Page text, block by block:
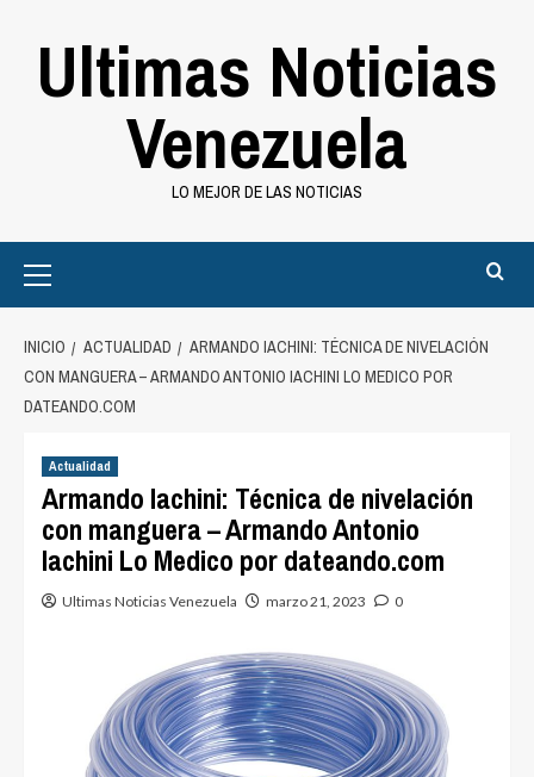
Ultimas Noticias
Venezuela
LO MEJOR DE LAS NOTICIAS
Menu
INICIO ACTUALIDAD
ARMANDO IACHINI: TÉCNICA DE NIVELACIÓN
CON MANGUERA – ARMANDO ANTONIO IACHINI LO MEDICO POR
DATEANDO.COM
Actualidad
Armando Iachini: Técnica de nivelación
con manguera – Armando Antonio
Iachini Lo Medico por dateando.com
Ultimas Noticias Venezuela marzo 21, 2023 0